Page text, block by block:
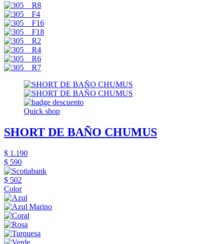
Quick shop
SHORT DE BAÑO CHUMUS
$ 1.190
$ 590
$ 502
Color